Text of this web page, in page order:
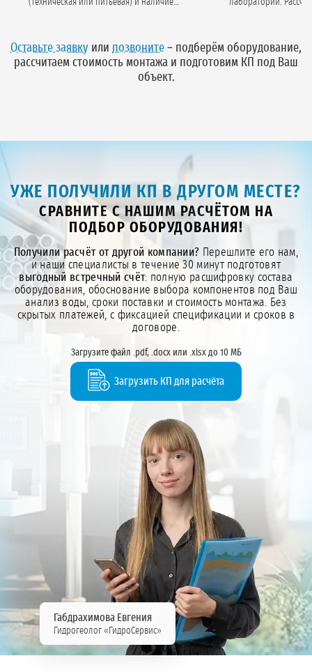
(техническая или питьевая) и наличие
лаборатории. Рассчитываем
Оставьте заявку или позвоните – подберём оборудование,
рассчитаем стоимость монтажа и подготовим КП под Ваш
объект.
УЖЕ ПОЛУЧИЛИ КП В ДРУГОМ МЕСТЕ?
СРАВНИТЕ С НАШИМ РАСЧЁТОМ НА
ПОДБОР ОБОРУДОВАНИЯ!
Получили расчёт от другой компании? Перешлите его нам,
и наши специалисты в течение 30 минут подготовят
выгодный встречный счёт: полную расшифровку состава
оборудования, обоснование выбора компонентов под Ваш
анализ воды, сроки поставки и стоимость монтажа. Без
скрытых платежей, с фиксацией спецификации и сроков в
договоре.
Загрузите файл .pdf, .docx или .xlsx до 10 МБ
Загрузить КП для расчёта
Габдрахимова Евгения
Гидрогеолог «ГидроСервис»